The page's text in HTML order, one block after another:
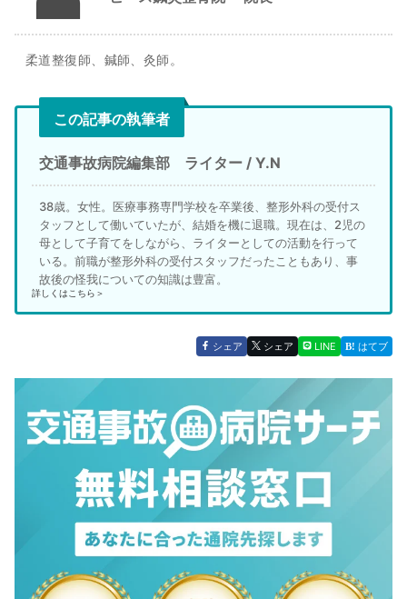
柔道整復師、鍼師、灸師。
この記事の執筆者
交通事故病院編集部 ライター / Y.N
38歳。女性。医療事務専門学校を卒業後、整形外科の受付ス
タッフとして働いていたが、結婚を機に退職。現在は、2児の
母として子育てをしながら、ライターとしての活動を行って
いる。前職が整形外科の受付スタッフだったこともあり、事
故後の怪我についての知識は豊富。
詳しくはこちら＞
シェア シェア LINE はてブ